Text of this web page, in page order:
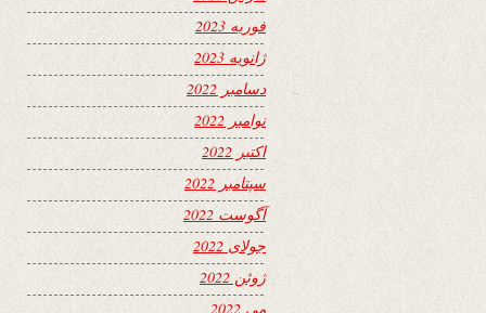
فوریه 2023
ژانویه 2023
دسامبر 2022
نوامبر 2022
اکتبر 2022
سپتامبر 2022
آگوست 2022
جولای 2022
ژوئن 2022
می 2022